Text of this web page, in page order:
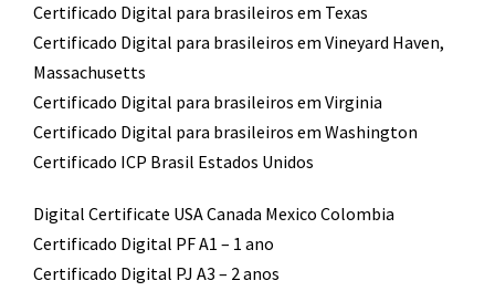
Certificado Digital para brasileiros em Texas
Certificado Digital para brasileiros em Vineyard Haven,
Massachusetts
Certificado Digital para brasileiros em Virginia
Certificado Digital para brasileiros em Washington
Certificado ICP Brasil Estados Unidos
Digital Certificate USA Canada Mexico Colombia
Certificado Digital PF A1 – 1 ano
Certificado Digital PJ A3 – 2 anos